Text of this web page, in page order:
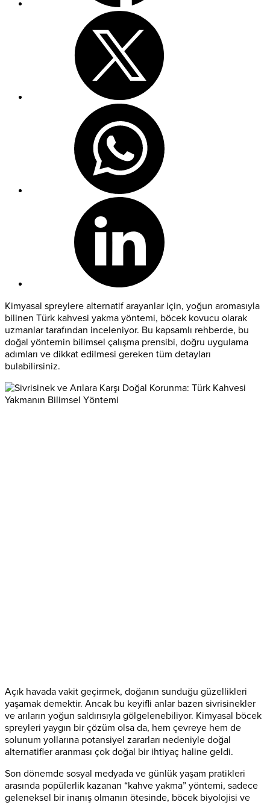
Kimyasal spreylere alternatif arayanlar için, yoğun aromasıyla
bilinen Türk kahvesi yakma yöntemi, böcek kovucu olarak
uzmanlar tarafından inceleniyor. Bu kapsamlı rehberde, bu
doğal yöntemin bilimsel çalışma prensibi, doğru uygulama
adımları ve dikkat edilmesi gereken tüm detayları
bulabilirsiniz.
Açık havada vakit geçirmek, doğanın sunduğu güzellikleri
yaşamak demektir. Ancak bu keyifli anlar bazen sivrisinekler
ve arıların yoğun saldırısıyla gölgelenebiliyor. Kimyasal böcek
spreyleri yaygın bir çözüm olsa da, hem çevreye hem de
solunum yollarına potansiyel zararları nedeniyle doğal
alternatifler aranması çok doğal bir ihtiyaç haline geldi.
Son dönemde sosyal medyada ve günlük yaşam pratikleri
arasında popülerlik kazanan “kahve yakma” yöntemi, sadece
geleneksel bir inanış olmanın ötesinde, böcek biyolojisi ve